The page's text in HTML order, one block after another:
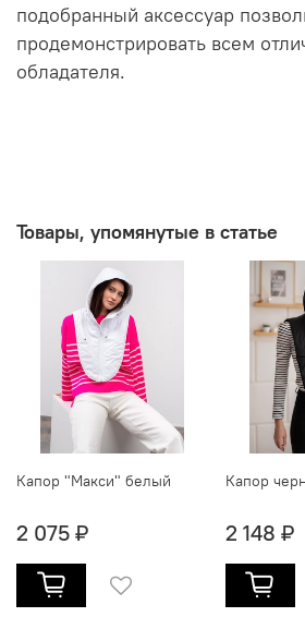
подобранный аксессуар
продемонстрировать всем
обладателя.
Товары, упомянутые в статье
Капор "Макси" белый
2 075 ₽
Капор
2 148 ₽